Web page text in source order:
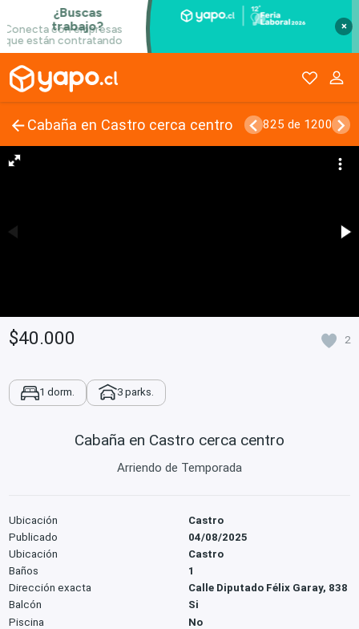
×
Cabaña en Castro cerca centro 825 de 1200
$40.000 2
1 dorm. 3 parks.
Cabaña en Castro cerca centro
Arriendo de Temporada
Ubicación
Castro
Publicado
04/08/2025
Ubicación
Castro
Baños
1
Dirección exacta
Calle Diputado Félix Garay, 838
Balcón
Si
Piscina
No